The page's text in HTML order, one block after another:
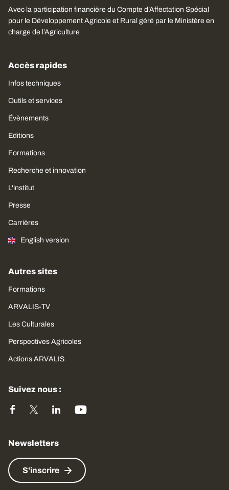
Avec la participation financière du Compte d’Affectation Spécial
pour le Développement Agricole et Rural géré par le Ministère en
charge de l’Agriculture
Accès rapides
Infos techniques
Outils et services
Évènements
Editions
Formations
Recherche et innovation
L'institut
Presse
Carrières
English version
Autres sites
Formations
ARVALIS-TV
Les Culturales
Perspectives Agricoles
Actions ARVALIS
Suivez nous :
Newsletters
S'inscrire